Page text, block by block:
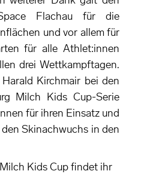
Flachau für die
und vor allem für
für alle Athlet:innen
drei Wettkampftagen.
Kirchmair bei den
Milch Kids Cup-Serie
für ihren Einsatz und
Skinachwuchs in den
Kids Cup findet ihr